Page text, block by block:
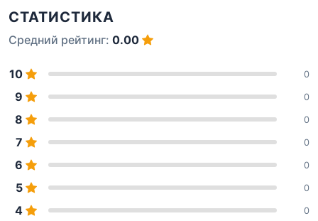
СТАТИСТИКА
Средний рейтинг: 0.00
10 0
9 0
8 0
7 0
6 0
5 0
4 0